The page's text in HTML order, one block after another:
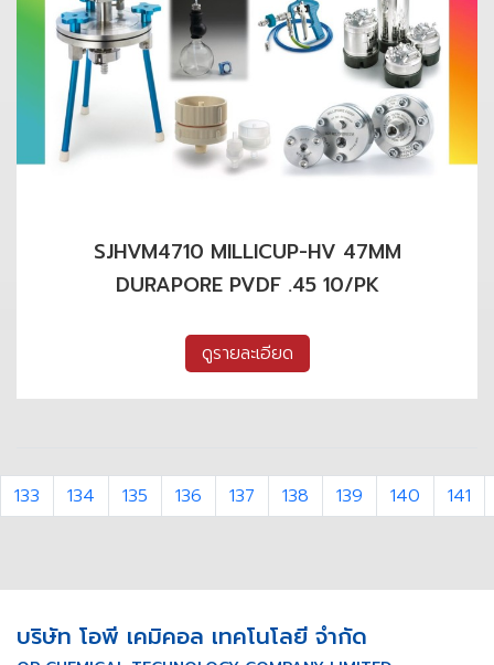
SJHVM4710 MILLICUP-HV 47MM
DURAPORE PVDF .45 10/PK
ดูรายละเอียด
133 134 135 136 137 138 139 140 141
บริษัท โอพี เคมิคอล เทคโนโลยี จำกัด